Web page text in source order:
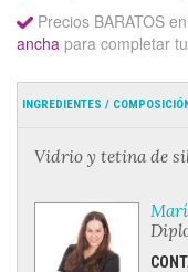
Precios BARATOS
ancha para completar
INGREDIENTES /
Vidrio y tetina de